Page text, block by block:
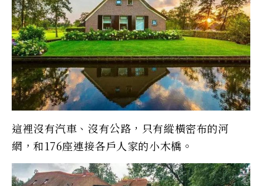
這裡沒有汽車、沒有公路，只有縱橫密布的河
網，和176座連接各戶人家的小木橋。